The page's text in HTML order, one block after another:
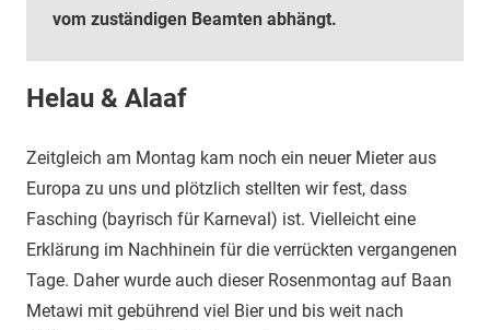
vom zuständigen Beamten abhängt.
Helau & Alaaf
Zeitgleich am Montag kam noch ein neuer Mieter aus
Europa zu uns und plötzlich stellten wir fest, dass
Fasching (bayrisch für Karneval) ist. Vielleicht eine
Erklärung im Nachhinein für die verrückten vergangenen
Tage. Daher wurde auch dieser Rosenmontag auf Baan
Metawi mit gebührend viel Bier und bis weit nach